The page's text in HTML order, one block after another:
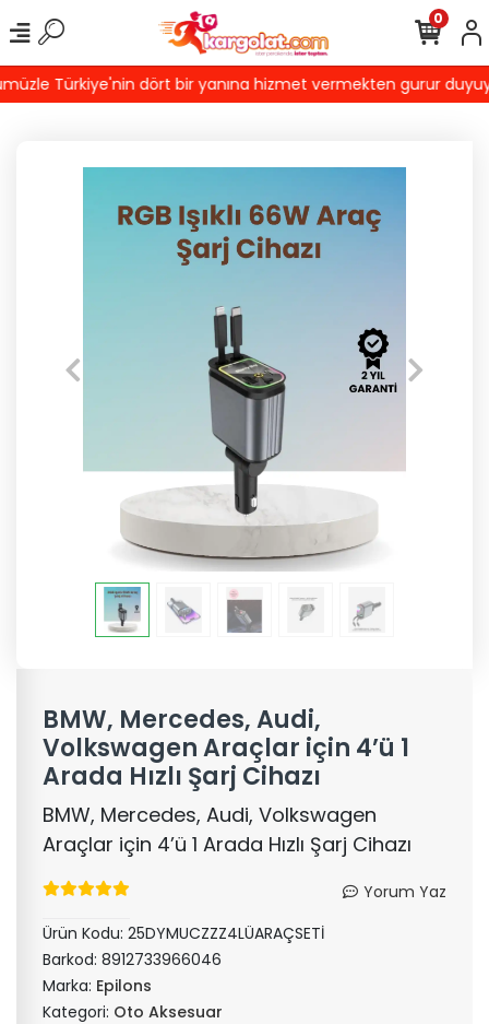
Türkiye'nin dört bir yanına hizmet vermekten gurur
0
BMW, Mercedes, Audi,
Volkswagen Araçlar için 4’ü 1
Arada Hızlı Şarj Cihazı
BMW, Mercedes, Audi, Volkswagen
Araçlar için 4’ü 1 Arada Hızlı Şarj Cihazı
Yorum Yaz
Ürün Kodu: 25DYMUCZZZ4LÜARAÇSETİ
Barkod: 8912733966046
Marka: Epilons
Kategori: Oto Aksesuar